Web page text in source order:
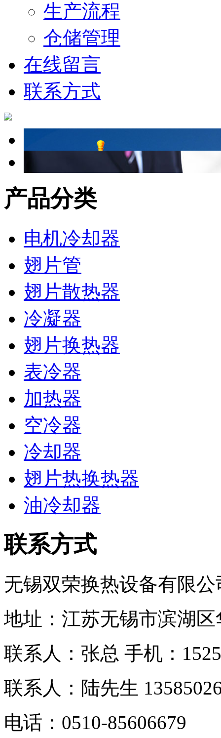
生产流程
仓储管理
在线留言
联系方式
产品分类
电机冷却器
翅片管
翅片散热器
冷凝器
翅片换热器
表冷器
加热器
空冷器
冷却器
翅片热换热器
油冷却器
联系方式
无锡双荣换热设备有限
地址：江苏无锡市滨湖区
联系人：张总 手机：
联系人： 陆先生
电话：0510-85606679